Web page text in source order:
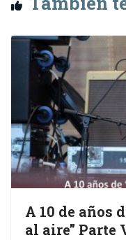
A 10 de años
al aire” Parte